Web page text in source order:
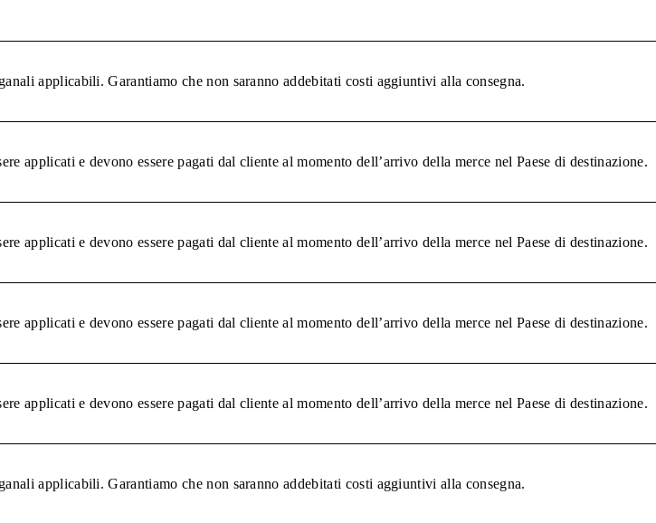
applicabili. Garantiamo che non saranno addebitati costi aggiuntivi alla consegna.
applicati e devono essere pagati dal cliente al momento dell’arrivo della merce nel Paese di destinazione.
applicati e devono essere pagati dal cliente al momento dell’arrivo della merce nel Paese di destinazione.
applicati e devono essere pagati dal cliente al momento dell’arrivo della merce nel Paese di destinazione.
applicati e devono essere pagati dal cliente al momento dell’arrivo della merce nel Paese di destinazione.
applicabili. Garantiamo che non saranno addebitati costi aggiuntivi alla consegna.